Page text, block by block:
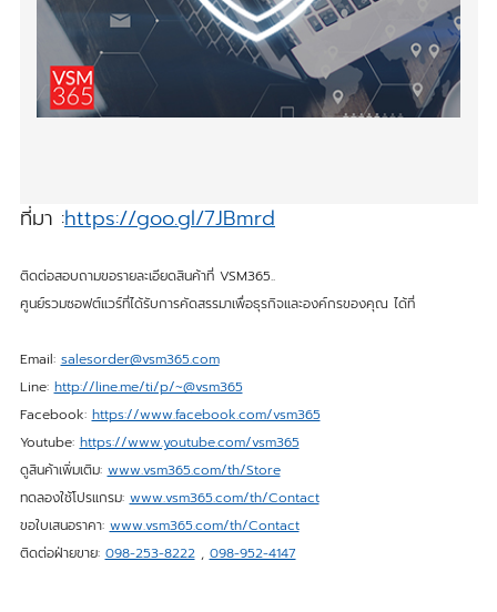
ที่มา :https://goo.gl/7JBmrd
ติดต่อสอบถามขอรายละเอียดสินค้าที่ VSM365..
ศูนย์รวมซอฟต์แวร์ที่ได้รับการคัดสรรมาเพื่อธุรกิจและองค์กรของคุณ ได้ที่
Email: salesorder@vsm365.com
Line: http://line.me/ti/p/~@vsm365
Facebook: https://www.facebook.com/vsm365
Youtube: https://www.youtube.com/vsm365
ดูสินค้าเพิ่มเติม: www.vsm365.com/th/Store
ทดลองใช้โปรแกรม: www.vsm365.com/th/Contact
ขอใบเสนอราคา: www.vsm365.com/th/Contact
ติดต่อฝ่ายขาย: 098-253-8222, 098-952-4147